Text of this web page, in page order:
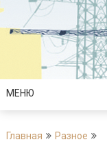
Перейти
содержимому
МЕНЮ
Главная
Разное